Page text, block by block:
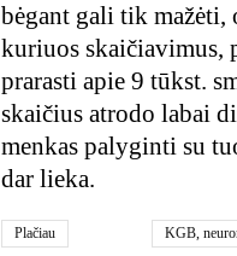
bėgant gali tik mažėti,
kuriuos skaičiavimus,
prarasti apie 9 tūkst.
skaičius atrodo labai
menkas palyginti su
dar lieka.
Plačiau KGB,